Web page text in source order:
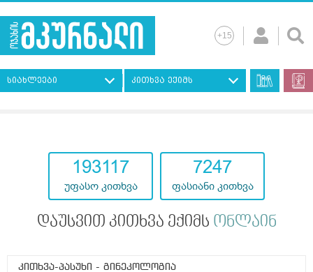
სიახლეები კითხვა ექიმს
193117
უფასო კითხვა
7247
ფასიანი კითხვა
დაუსვით კითხვა ექიმს ონლაინ
კითხვა-პასუხი - გინეკოლოგია